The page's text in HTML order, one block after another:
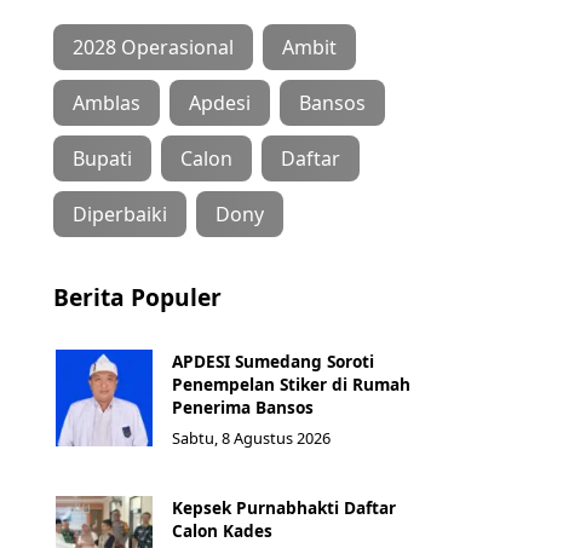
2028 Operasional Ambit
Amblas Apdesi Bansos
Bupati Calon Daftar
Diperbaiki Dony
Berita Populer
APDESI Sumedang Soroti
Penempelan Stiker di Rumah
Penerima Bansos
Sabtu, 8 Agustus 2026
Kepsek Purnabhakti Daftar
Calon Kades